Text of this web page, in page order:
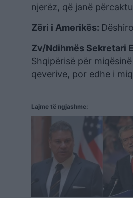
njerëz, që janë
Zëri i Amerikës:
Zv/Ndihmës Sekretari
Shqipërisë për
qeverive, por edhe i
Lajme të ngjashme: